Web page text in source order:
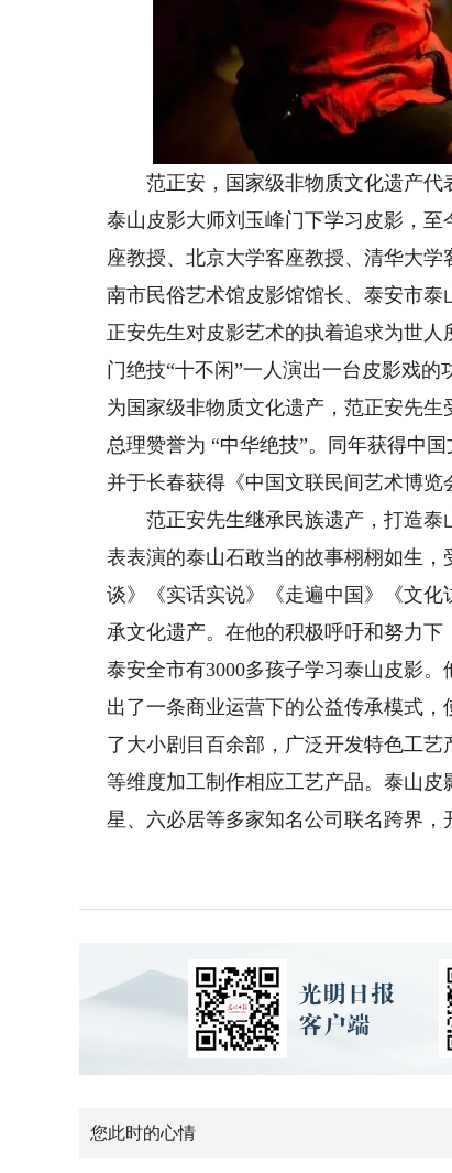
范正安，国家级非物质文化遗产代
泰山皮影大师刘玉峰门下学习皮影，
座教授、北京大学客座教授、清华大
南市民俗艺术馆皮影馆馆长、泰安市
正安先生对皮影艺术的执着追求为世
门绝技“十不闲”一人演出一台皮影戏
为国家级非物质文化遗产，范正安先
总理赞誉为 “中华绝技”。同年获得中
并于长春获得《中国文联民间艺术博览
范正安先生继承民族遗产，打造泰
表表演的泰山石敢当的故事栩栩如生
谈》《实话实说》《走遍中国》《文
承文化遗产。在他的积极呼吁和努力
泰安全市有3000多孩子学习泰山皮影
出了一条商业运营下的公益传承模式
了大小剧目百余部，广泛开发特色工
等维度加工制作相应工艺产品。泰山
星、六必居等多家知名公司联名跨界，
您此时的心情